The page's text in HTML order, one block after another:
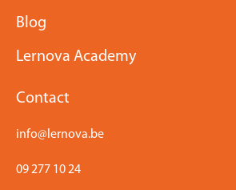
Blog
Lernova Academy
Contact
info@lernova.be
09 277 10 24